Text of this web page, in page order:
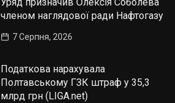
членом наглядової ради Нафтогазу
7 Серпня, 2026
Податкова нарахувала
Полтавському ГЗК штраф у 35,3
млрд грн (LIGA.net)